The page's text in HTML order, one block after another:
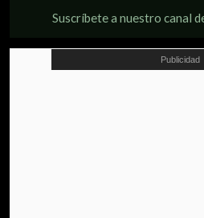
Suscríbete a nuestro canal